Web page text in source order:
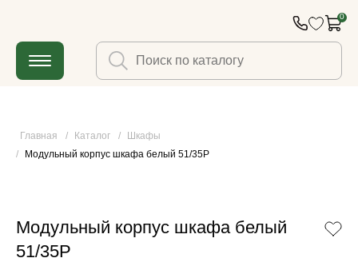
0
Главная / Каталог /
Шкафы
/
Модульный корпус шкафа белый 51/35P
Модульный корпус шкафа белый
51/35P